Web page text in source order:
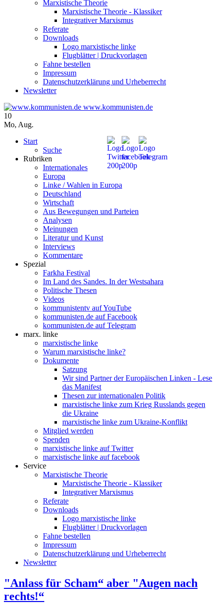
Marxistische Theorie
Marxistische Theorie - Klassiker
Integrativer Marxismus
Referate
Downloads
Logo marxistische linke
Flugblätter | Druckvorlagen
Fahne bestellen
Impressum
Datenschutzerklärung und Urheberrecht
Newsletter
www.kommunisten.de
10
Mo, Aug.
Start
Suche
Rubriken
Internationales
Europa
Linke / Wahlen in Europa
Deutschland
Wirtschaft
Aus Bewegungen und Parteien
Analysen
Meinungen
Literatur und Kunst
Interviews
Kommentare
Spezial
Farkha Festival
Im Land des Sandes. In der Westsahara
Politische Thesen
Videos
kommunistentv auf YouTube
kommunisten.de auf Facebook
kommunisten.de auf Telegram
marx. linke
marxistische linke
Warum marxistische linke?
Dokumente
Satzung
Wir sind Partner der Europäischen Linken - Lese
das Manifest
Thesen zur internationalen Politik
marxistische linke zum Krieg Russlands gegen
die Ukraine
marxistische linke zum Ukraine-Konflikt
Mitglied werden
Spenden
marxistische linke auf Twitter
marxistische linke auf facebook
Service
Marxistische Theorie
Marxistische Theorie - Klassiker
Integrativer Marxismus
Referate
Downloads
Logo marxistische linke
Flugblätter | Druckvorlagen
Fahne bestellen
Impressum
Datenschutzerklärung und Urheberrecht
Newsletter
"Anlass für Scham“ aber "Augen nach
rechts!“